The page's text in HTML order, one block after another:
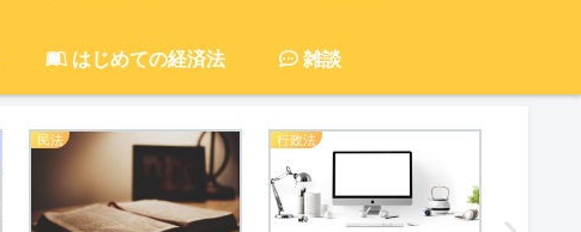
はじめての経済法 雑談
民法 行政法